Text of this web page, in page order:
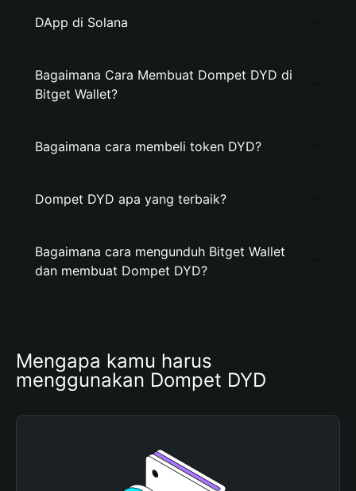
DApp di Solana
Bagaimana Cara Membuat Dompet DYD di
Bitget Wallet?
Bagaimana cara membeli token DYD?
Dompet DYD apa yang terbaik?
Bagaimana cara mengunduh Bitget Wallet
dan membuat Dompet DYD?
Mengapa kamu harus
menggunakan Dompet DYD